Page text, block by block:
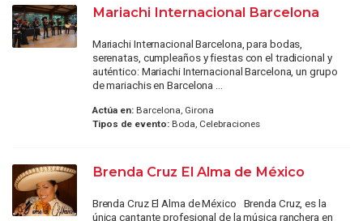
Mariachi Internacional Barcelona
Mariachi Internacional Barcelona, para bodas,
serenatas, cumpleaños y fiestas con el tradicional y
auténtico: Mariachi Internacional Barcelona, un grupo
de mariachis en Barcelona ...
Actúa en:Barcelona, Girona
Tipos de evento:Boda, Celebraciones
Brenda Cruz El Alma de México
Brenda Cruz El Alma de México Brenda Cruz, es la
única cantante profesional de la música ranchera en